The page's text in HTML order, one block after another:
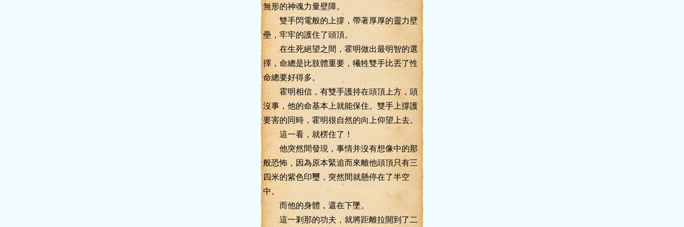
無形的神魂力量壁障。
雙手閃電般的上撐，帶著厚厚的靈力壁
壘，牢牢的護住了頭頂。
在生死絕望之間，霍明做出最明智的選
擇，命總是比肢體重要，犧牲雙手比丟了性
命總要好得多。
霍明相信，有雙手護持在頭頂上方，頭
沒事，他的命基本上就能保住。雙手上撐護
要害的同時，霍明很自然的向上仰望上去。
這一看，就楞住了！
他突然間發現，事情并沒有想像中的那
般恐怖，因為原本緊追而來離他頭頂只有三
四米的紫色印璽，突然間就懸停在了半空
中。
而他的身體，還在下墜。
這一剎那的功夫，就將距離拉開到了二